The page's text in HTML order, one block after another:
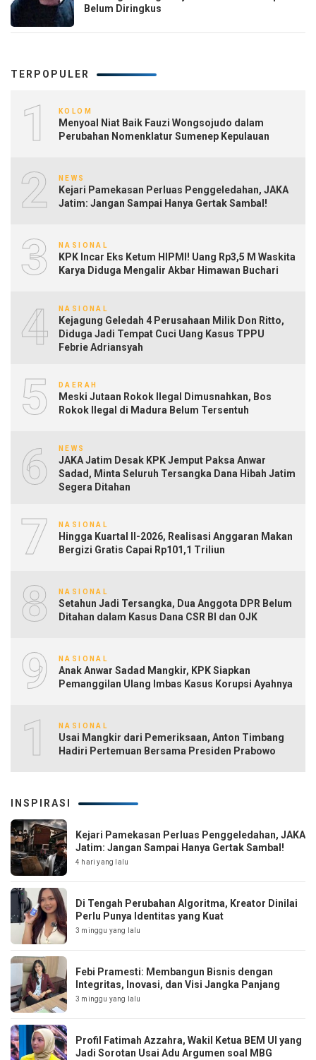
Belum Diringkus
TERPOPULER
1 KOLOM
Menyoal Niat Baik Fauzi Wongsojudo dalam
Perubahan Nomenklatur Sumenep Kepulauan
2 NEWS
Kejari Pamekasan Perluas Penggeledahan, JAKA
Jatim: Jangan Sampai Hanya Gertak Sambal!
3 NASIONAL
KPK Incar Eks Ketum HIPMI! Uang Rp3,5 M Waskita
Karya Diduga Mengalir Akbar Himawan Buchari
4 NASIONAL
Kejagung Geledah 4 Perusahaan Milik Don Ritto,
Diduga Jadi Tempat Cuci Uang Kasus TPPU
Febrie Adriansyah
5 DAERAH
Meski Jutaan Rokok Ilegal Dimusnahkan, Bos
Rokok Ilegal di Madura Belum Tersentuh
6 NEWS
JAKA Jatim Desak KPK Jemput Paksa Anwar
Sadad, Minta Seluruh Tersangka Dana Hibah Jatim
Segera Ditahan
7 NASIONAL
Hingga Kuartal II-2026, Realisasi Anggaran Makan
Bergizi Gratis Capai Rp101,1 Triliun
8 NASIONAL
Setahun Jadi Tersangka, Dua Anggota DPR Belum
Ditahan dalam Kasus Dana CSR BI dan OJK
9 NASIONAL
Anak Anwar Sadad Mangkir, KPK Siapkan
Pemanggilan Ulang Imbas Kasus Korupsi Ayahnya
10NASIONAL
Usai Mangkir dari Pemeriksaan, Anton Timbang
Hadiri Pertemuan Bersama Presiden Prabowo
INSPIRASI
Kejari Pamekasan Perluas Penggeledahan, JAKA
Jatim: Jangan Sampai Hanya Gertak Sambal!
4 hari yang lalu
Di Tengah Perubahan Algoritma, Kreator Dinilai
Perlu Punya Identitas yang Kuat
3 minggu yang lalu
Febi Pramesti: Membangun Bisnis dengan
Integritas, Inovasi, dan Visi Jangka Panjang
3 minggu yang lalu
Profil Fatimah Azzahra, Wakil Ketua BEM UI yang
Jadi Sorotan Usai Adu Argumen soal MBG